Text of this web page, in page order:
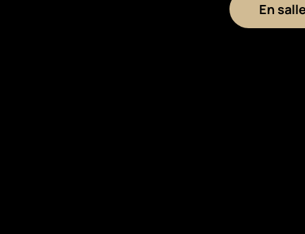
En salle